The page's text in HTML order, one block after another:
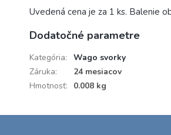
Uvedená cena je za 1 ks. Balenie
Dodatočné parametre
Kategória:
Wago svorky
Záruka:
24 mesiacov
Hmotnosť: 0.008 kg